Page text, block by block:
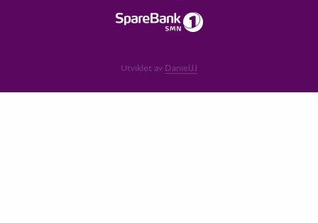
Utviklet av DanielJJ